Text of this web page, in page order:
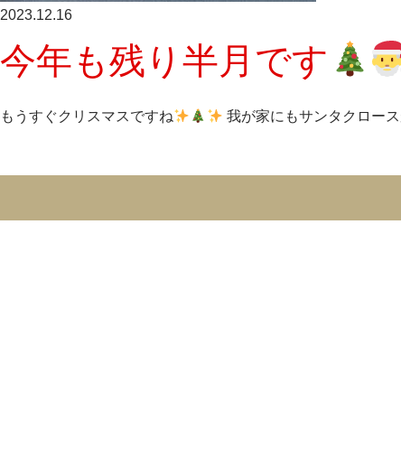
2023.12.16
今年も残り半月です
もうすぐクリスマスですね 我が家にもサンタクロー